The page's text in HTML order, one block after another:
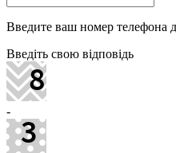
Введите ваш номер телефона
Введіть свою відповідь
-